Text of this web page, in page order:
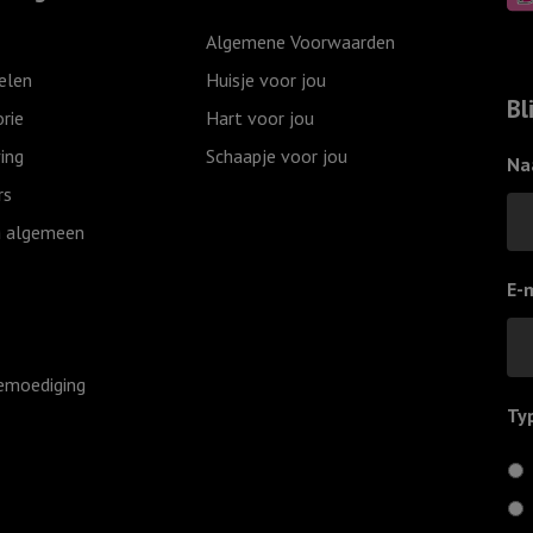
algemeen
Algemene Voorwaarden
Huisje voor jou
Hart voor jou
Schaapje voor jou
E-